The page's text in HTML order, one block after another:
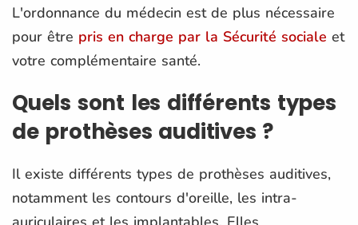
L'ordonnance du médecin est de plus nécessaire
pour être pris en charge par la Sécurité sociale et
votre complémentaire santé.
Quels sont les différents types
de prothèses auditives ?
Il existe différents types de prothèses auditives,
notamment les contours d'oreille, les intra-